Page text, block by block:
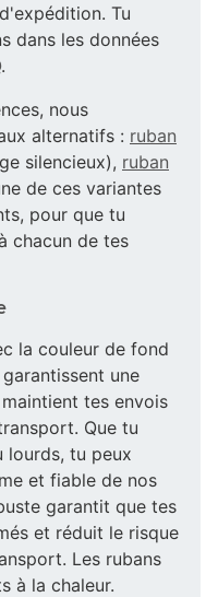
Tu
dans les données
.
nous
alternatifs : ruban
silencieux), ruban
de ces variantes
pour que tu
chacun de tes
la couleur de fond
une
tes envois
Que tu
lourds, tu peux
et fiable de nos
garantit que tes
et réduit le risque
Les rubans
à la chaleur.